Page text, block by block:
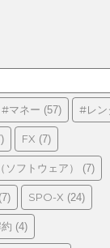
#マネー (57) #レン
FX (7)
フトウェア） (7)
(7) SPO-X (24)
(4)